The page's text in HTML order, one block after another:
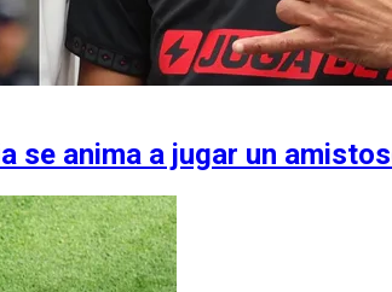
se anima a jugar un